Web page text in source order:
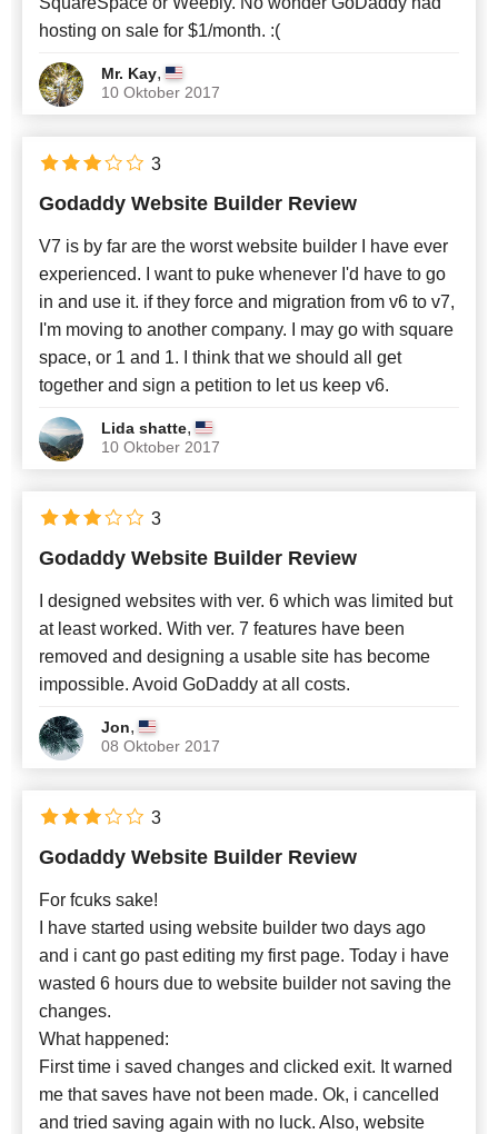
hosting on sale for $1/month. :(
Mr. Kay,
10 Oktober 2017
Godaddy Website Builder Review
V7 is by far are the worst website builder I have ever
experienced. I want to puke whenever I'd have to go
in and use it. if they force and migration from v6 to v7,
I'm moving to another company. I may go with square
space, or 1 and 1. I think that we should all get
together and sign a petition to let us keep v6.
Lida shatte,
10 Oktober 2017
3
Godaddy Website Builder Review
I designed websites with ver. 6 which was limited but
at least worked. With ver. 7 features have been
removed and designing a usable site has become
impossible. Avoid GoDaddy at all costs.
Jon,
08 Oktober 2017
3
Godaddy Website Builder Review
For fcuks sake!
I have started using website builder two days ago
and i cant go past editing my first page. Today i have
wasted 6 hours due to website builder not saving the
changes.
What happened:
First time i saved changes and clicked exit. It warned
me that saves have not been made. Ok, i cancelled
and tried saving again with no luck. Also, website
3